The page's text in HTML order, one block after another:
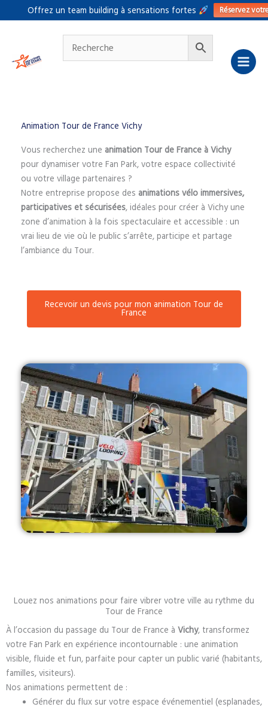
Offrez un team building à sensations fortes Réservez
au
Animation Tour de France Vichy
Vous recherchez une animation Tour de France à Vichy
pour dynamiser votre Fan Park, votre espace collectivité
ou votre village partenaires ?
Notre entreprise propose des animations vélo immersives,
participatives et sécurisées, idéales pour créer à Vichy une
zone d’animation à la fois spectaculaire et accessible : un
vrai lieu de vie où le public s’arrête, participe et partage
l’ambiance du Tour.
Recevoir un devis pour mon animation Tour de
France
Louez nos animations pour faire vibrer votre ville au rythme du
Tour de France
À l’occasion du passage du Tour de France à Vichy, transformez
votre Fan Park en expérience incontournable : une animation
visible, fluide et fun, parfaite pour capter un public varié (habitants,
familles, visiteurs).
Nos animations permettent de :
Générer du flux sur votre espace événementiel (esplanades,